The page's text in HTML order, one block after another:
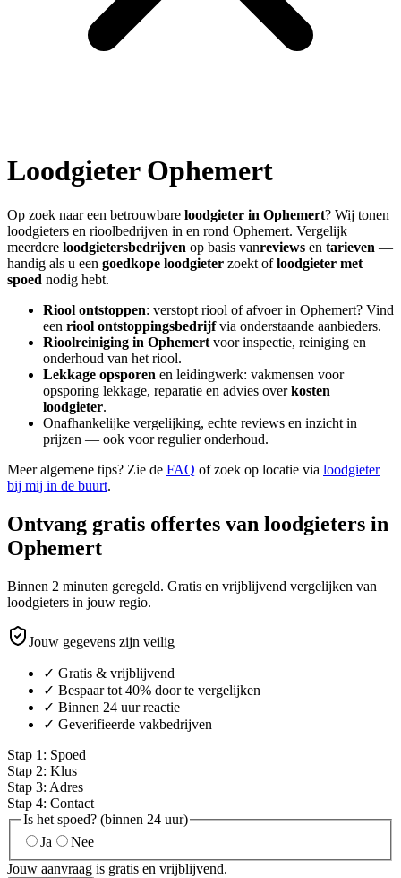
Loodgieter Ophemert
Op zoek naar een betrouwbare loodgieter in Ophemert? Wij tonen
loodgieters en rioolbedrijven in en rond Ophemert. Vergelijk
meerdere loodgietersbedrijven op basis vanreviews en tarieven —
handig als u een goedkope loodgieter zoekt ofloodgieter met
spoed nodig hebt.
Riool ontstoppen: verstopt riool of afvoer in Ophemert? Vind
een riool ontstoppingsbedrijfvia onderstaande aanbieders.
Rioolreiniging in Ophemert voor inspectie, reiniging en
onderhoud van het riool.
Lekkage opsporen en leidingwerk: vakmensen voor
opsporing lekkage, reparatie en advies overkosten
loodgieter.
Onafhankelijke vergelijking, echte reviews en inzicht in
prijzen — ook voor regulier onderhoud.
Meer algemene tips? Zie de FAQ of zoek op locatie via loodgieter
bij mij in de buurt.
Ontvang gratis offertes van loodgieters in
Ophemert
Binnen 2 minuten geregeld. Gratis en vrijblijvend vergelijken van
loodgieters in jouw regio.
Jouw gegevens zijn veilig
✓ Gratis & vrijblijvend
✓ Bespaar tot 40% door te vergelijken
✓ Binnen 24 uur reactie
✓ Geverifieerde vakbedrijven
Stap 1 : Spoed
Stap 2: Klus
Stap 3: Adres
Stap 4: Contact
Is het spoed? (binnen 24 uur)
Ja
Nee
Jouw aanvraag is gratis en vrijblijvend.